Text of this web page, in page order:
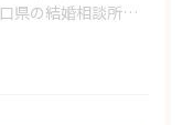
山口県の結婚相談所のサポートで不安が解消できる理由